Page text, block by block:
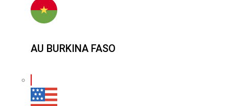
AU BURKINA FASO